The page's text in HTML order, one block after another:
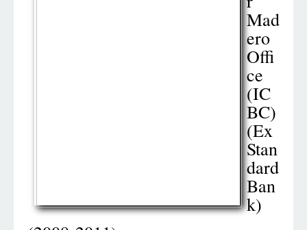
Mad
ero
Offi
ce
(IC
BC)
(Ex
Stan
dard
Ban
k)